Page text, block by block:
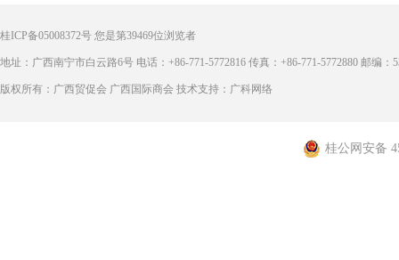
桂ICP备05008372号 您是第39469位浏览者
地址：广西南宁市白云路6号 电话：+86-771-5772816 传真：+86-771-5772880 邮编：
版权所有：广西贸促会 广西国际商会 技术支持：广科网络
桂公网安备